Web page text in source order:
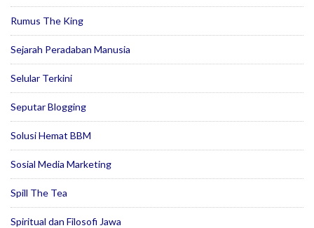
Rumus The King
Sejarah Peradaban Manusia
Selular Terkini
Seputar Blogging
Solusi Hemat BBM
Sosial Media Marketing
Spill The Tea
Spiritual dan Filosofi Jawa